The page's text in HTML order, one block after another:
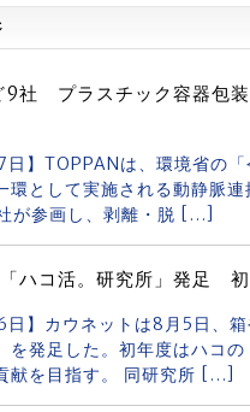
9社 プラスチック容器包
日】TOPPANは、環境省の
環として実施される動静脈
が参画し、剥離・脱 […]
ハコ活。研究所」発足 初
日】カウネットは8月5日、
を発足した。初年度はハコ
献を目指す。 同研究所 […]